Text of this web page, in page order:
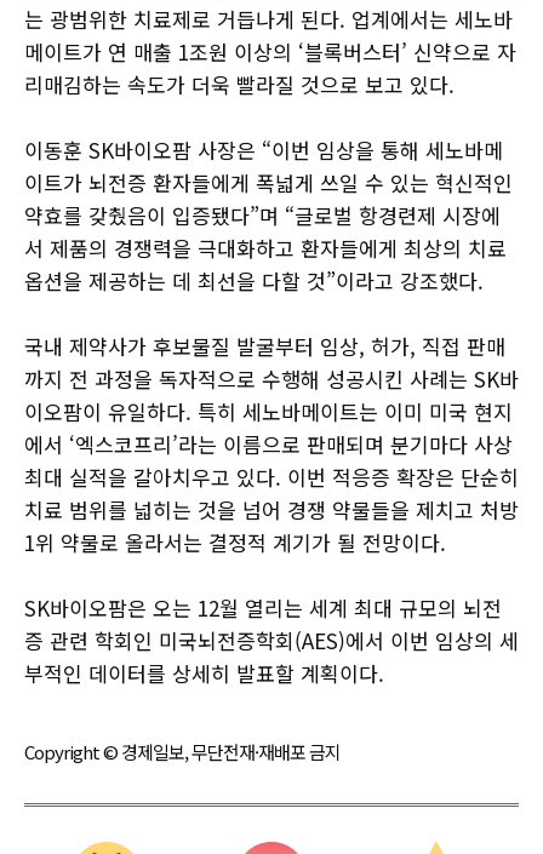
는 광범위한 치료제로 거듭나게 된다. 업계에서는 세노바
메이트가 연 매출 1조원 이상의 ‘블록버스터’ 신약으로 자
리매김하는 속도가 더욱 빨라질 것으로 보고 있다.
이동훈 SK바이오팜 사장은 “이번 임상을 통해 세노바메
이트가 뇌전증 환자들에게 폭넓게 쓰일 수 있는 혁신적인
약효를 갖췄음이 입증됐다”며 “글로벌 항경련제 시장에
서 제품의 경쟁력을 극대화하고 환자들에게 최상의 치료
옵션을 제공하는 데 최선을 다할 것”이라고 강조했다.
국내 제약사가 후보물질 발굴부터 임상, 허가, 직접 판매
까지 전 과정을 독자적으로 수행해 성공시킨 사례는 SK바
이오팜이 유일하다. 특히 세노바메이트는 이미 미국 현지
에서 ‘엑스코프리’라는 이름으로 판매되며 분기마다 사상
최대 실적을 갈아치우고 있다. 이번 적응증 확장은 단순히
치료 범위를 넓히는 것을 넘어 경쟁 약물들을 제치고 처방
1위 약물로 올라서는 결정적 계기가 될 전망이다.
SK바이오팜은 오는 12월 열리는 세계 최대 규모의 뇌전
증 관련 학회인 미국뇌전증학회(AES)에서 이번 임상의 세
부적인 데이터를 상세히 발표할 계획이다.
Copyright © 경제일보, 무단전재·재배포 금지